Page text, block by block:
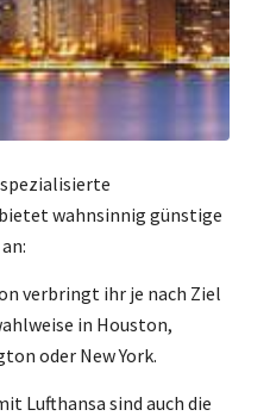
spezialisierte
wahnsinnig günstige
verbringt ihr je nach Ziel
in Houston,
oder New York.
Lufthansa sind auch die